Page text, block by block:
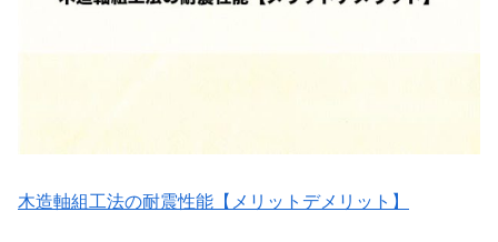
木造軸組工法の耐震性能【メリットデメリット】